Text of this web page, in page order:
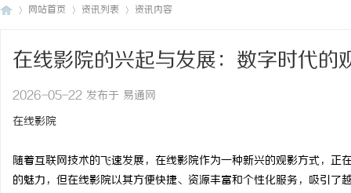
网站首页 资讯列表 资讯内容
在线影院的兴起与发展：数字时代的
2026-05-22 发布于 易通网
在线影院
随着互联网技术的飞速发展，在线影院作为一种新兴的观影方式，
的魅力，但在线影院以其方便快捷、资源丰富和个性化服务，吸引了